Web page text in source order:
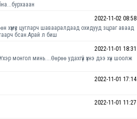
2022-11-02 08:58
хүмүүс цугларч шавааралдаад охидууд зцраг аваад
бсан.Арай л биш
2022-11-01 18:31
минь....Өөрөө удахгүй үхнэ дээ хүн шоолж
2022-11-01 17:14
2022-11-01 11:27